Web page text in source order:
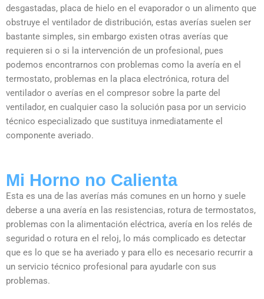
desgastadas, placa de hielo en el evaporador o un alimento que
obstruye el ventilador de distribución, estas averías suelen ser
bastante simples, sin embargo existen otras averías que
requieren si o si la intervención de un profesional, pues
podemos encontrarnos con problemas como la avería en el
termostato, problemas en la placa electrónica, rotura del
ventilador o averías en el compresor sobre la parte del
ventilador, en cualquier caso la solución pasa por un servicio
técnico especializado que sustituya inmediatamente el
componente averiado.
Mi Horno no Calienta
Esta es una de las averías más comunes en un horno y suele
deberse a una avería en las resistencias, rotura de termostatos,
problemas con la alimentación eléctrica, avería en los relés de
seguridad o rotura en el reloj, lo más complicado es detectar
que es lo que se ha averiado y para ello es necesario recurrir a
un servicio técnico profesional para ayudarle con sus
problemas.